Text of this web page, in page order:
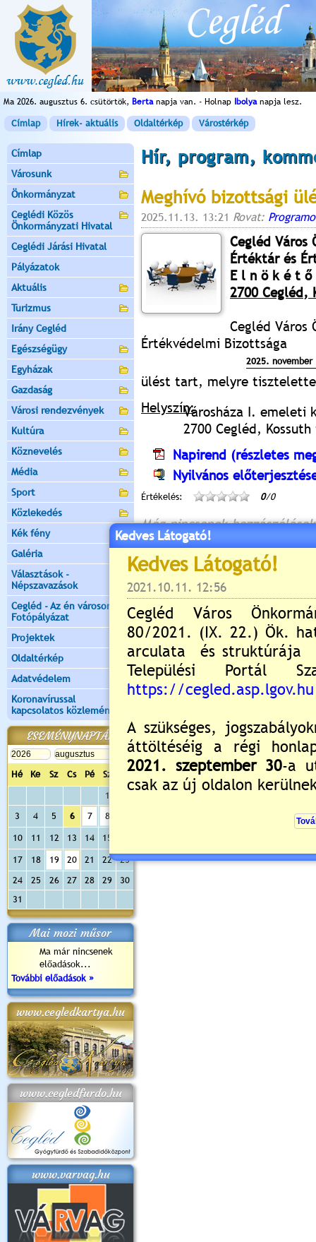
Ma 2026. augusztus 6. csütörtök, Bertanapja van. - Holnap Ibolyanapja lesz.
Címlap Hírek- aktuális Oldaltérkép Várostérkép
Címlap
Városunk
Önkormányzat
Ceglédi Közös
Önkormányzati Hivatal
Ceglédi Járási Hivatal
Pályázatok
Aktuális
Turizmus
Irány Cegléd
Egészségügy
Egyházak
Gazdaság
Városi rendezvények
Kultúra
Köznevelés
Média
Sport
Közlekedés
Kék fény
Galéria
Választások -
Népszavazások
Cegléd - Az én városom -
Fotópályázat
Projektek
Oldaltérkép
Adatvédelem
Koronavírussal
kapcsolatos közlemények
ESEMÉNYNAPTÁR
Hé Ke Sz Cs Pé Sz
Va
1
3
4 5 6 7 8
10 11 12 13 14 15
17 18 19 20 21 22
23
24
25 26 27 28 29
30
31
Mai mozi műsor
Ma már nincsenek
előadások...
További előadások »
www.cegledkartya.hu
www.cegledfurdo.hu
www.varvag.hu
Hír, program,
Meghívó bizottsági
2025.11.13. 13:21 Rovat:
Cegléd Város
Értéktár és
E l n ö k é t ő
2700 Cegléd,
Cegléd Város
Értékvédelmi Bizottsága
2025.
ülést tart, melyre
Helyszín:Városháza I. emeleti
2700 Cegléd,
Napirend (részletes
Nyilvános
Értékelés: 0/0
Még nincsenek hozzászólások
Új hozzászólás:
Kérjük jelentkezzen be,
Kedves Látogató!